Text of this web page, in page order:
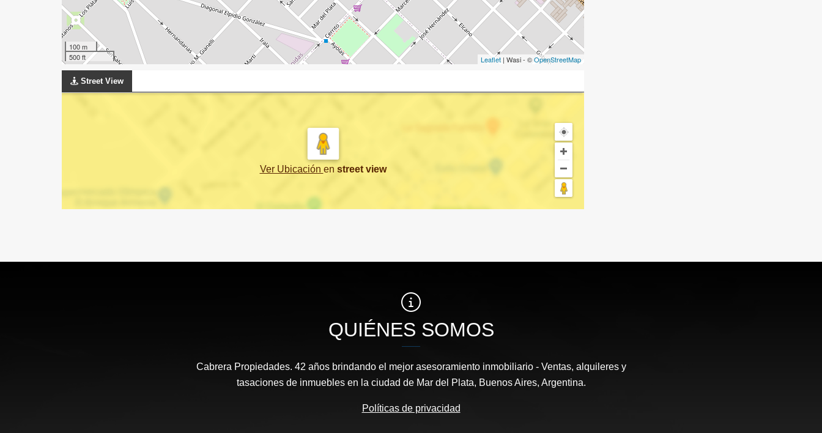
100 m
500 ft
Leaflet | Wasi - ©OpenStreetMap
Street View
Ver Ubicación en street view
QUIÉNES SOMOS
Cabrera Propiedades. 42 años brindando el mejor asesoramiento inmobiliario - Ventas, alquileres y
tasaciones de inmuebles en la ciudad de Mar del Plata, Buenos Aires, Argentina.
Políticas de privacidad